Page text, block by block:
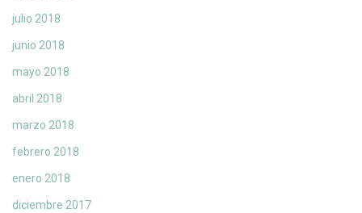
julio 2018
junio 2018
mayo 2018
abril 2018
marzo 2018
febrero 2018
enero 2018
diciembre 2017